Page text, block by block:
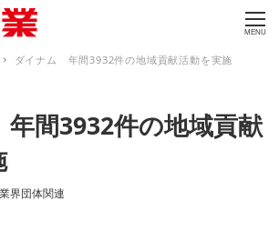
MENU
ダイナム 年間3932件の地域貢献活動を実施
間3932件の地域貢献
ゴリー
業界団体関連